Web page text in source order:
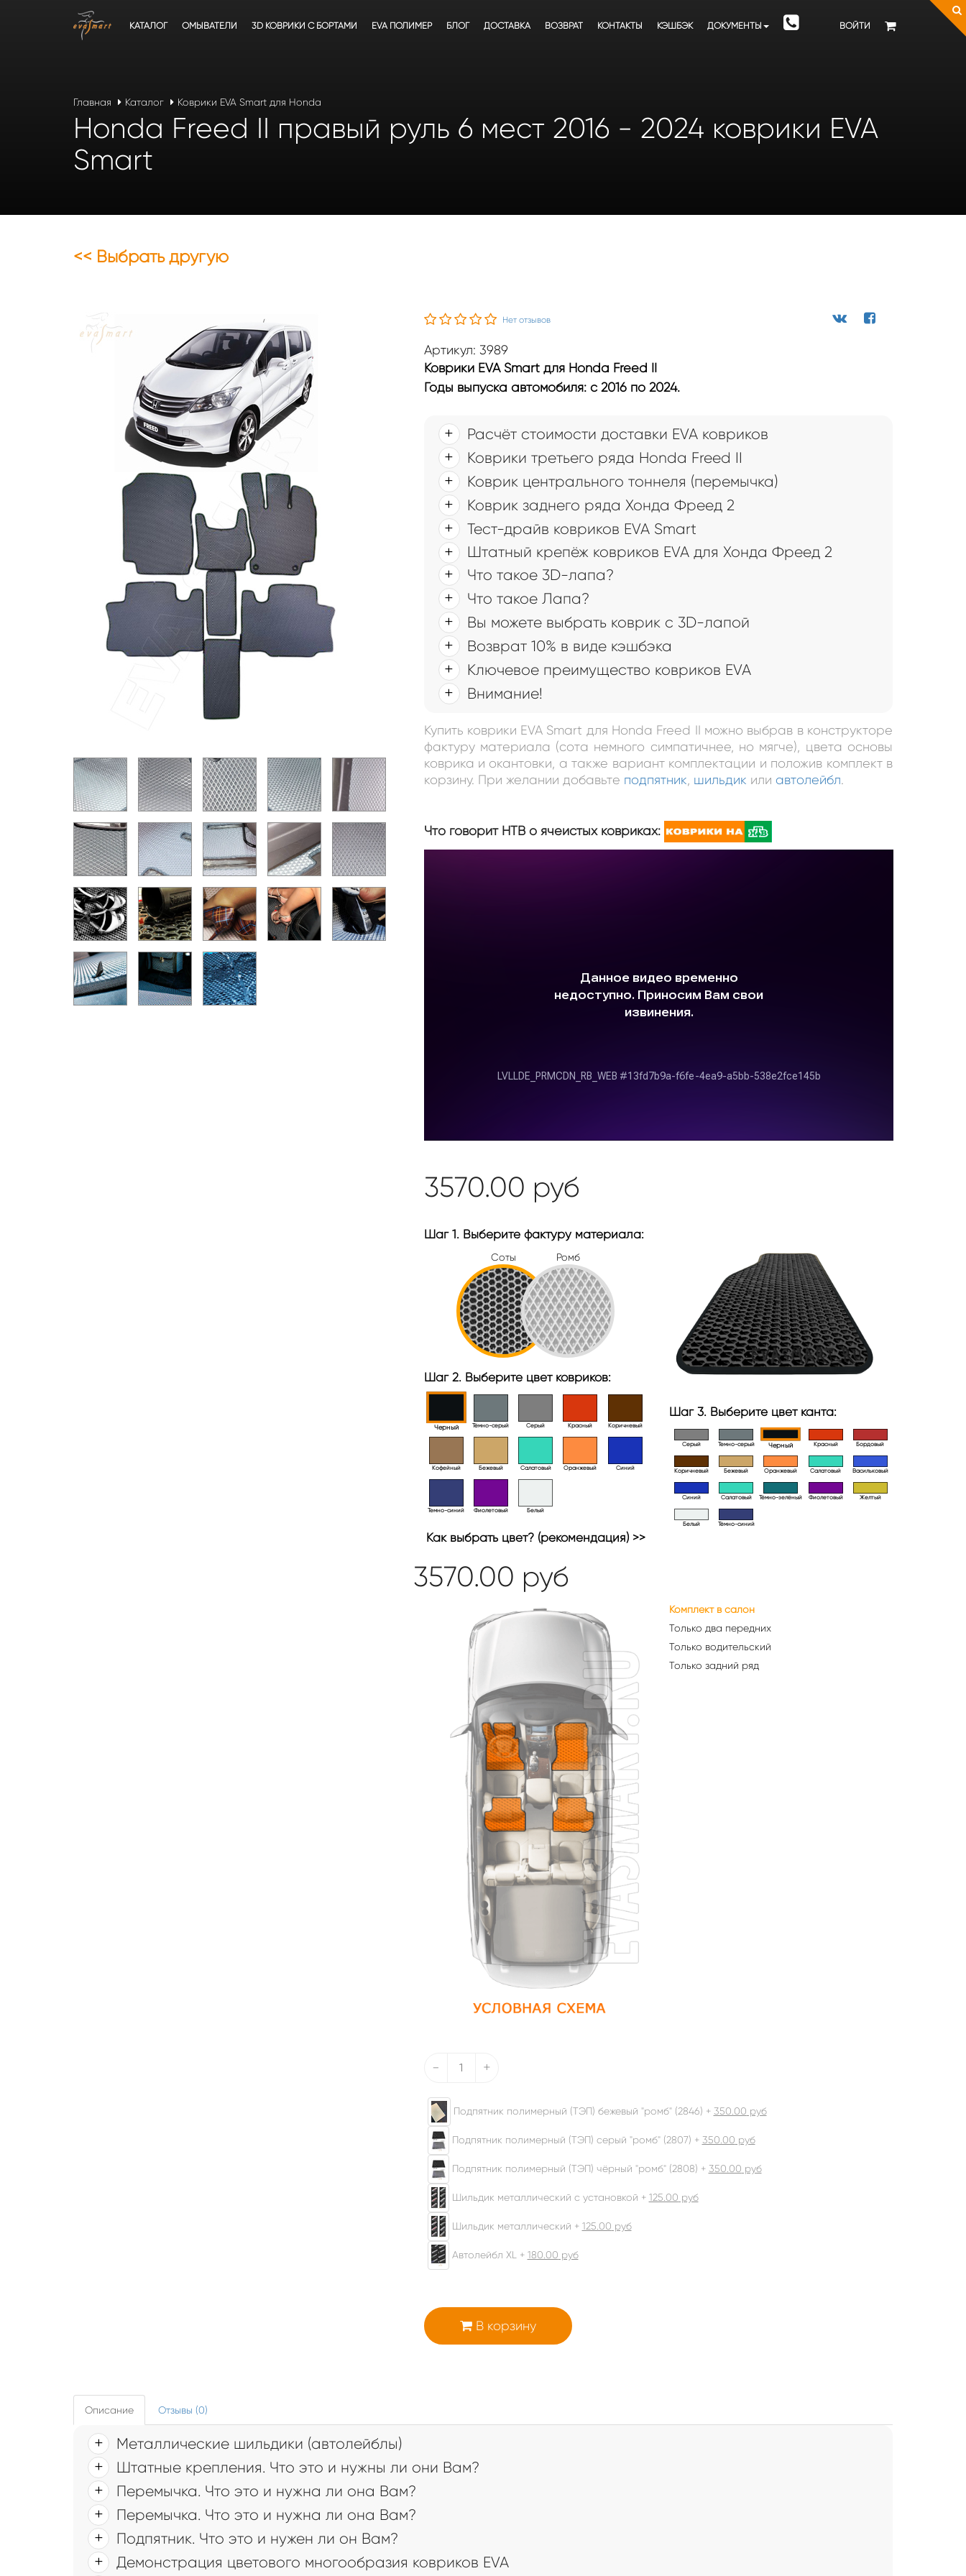
ВОЙТИ
КАТАЛОГ ОМЫВАТЕЛИ 3D КОВРИКИ C БОРТАМИ EVA ПОЛИМЕР БЛОГ ДОСТАВКА ВОЗВРАТ КОНТАКТЫ КЭШБЭК ДОКУМЕНТЫ
Главная Каталог Коврики EVA Smart для Honda
Honda Freed II правый руль 6 мест 2016 - 2024 коврики EVA
Smart
<< Выбрать другую
Нет отзывов
Артикул: 3989
Коврики EVA Smart для Honda Freed II
Годы выпуска автомобиля: с 2016 по 2024.
Расчёт стоимости доставки EVA ковриков
Коврики третьего ряда Honda Freed II
Коврик центрального тоннеля (перемычка)
Коврик заднего ряда Хонда Фреед 2
Тест-драйв ковриков EVA Smart
Штатный крепёж ковриков EVA для Хонда Фреед 2
Что такое 3D-лапа?
Что такое Лапа?
Вы можете выбрать коврик с 3D-лапой
Возврат 10% в виде кэшбэка
Ключевое преимущество ковриков EVA
Внимание!
Купить коврики EVA Smart для Honda Freed II можно выбрав в конструкторе
фактуру материала (сота немного симпатичнее, но мягче), цвета основы
коврика и окантовки, а также вариант комплектации и положив комплект в
корзину. При желании добавьте подпятник шильдик или автолейбл.
Что говорит НТВ о ячеистых ковриках:
3570.00 руб
Шаг 1. Выберите фактуру материала:
Соты Ромб
Шаг 2. Выберите цвет ковриков:
Черный Тёмно-серый Серый Красный Коричневый
Кофейный Бежевый Салатовый Оранжевый Синий
Темно-синий Фиолетовый Белый
Как выбрать цвет? (рекомендация) >>
Шаг 3. Выберите цвет канта:
Серый Темно-серый Черный Красный Бордовый
Коричневый Бежевый Оранжевый Салатовый Васильковый
Синий Салатовый Тёмно-зелёный Фиолетовый Желтый
Белый Тёмно-синий
3570.00 руб
Комплект в салон
Только два передних
Только водительский
Только задний ряд
- +
Подпятник полимерный (ТЭП) бежевый "ромб" (2846) + 350.00 руб
Подпятник полимерный (ТЭП) серый "ромб" (2807) + 350.00 руб
Подпятник полимерный (ТЭП) чёрный "ромб" (2808) + 350.00 руб
Шильдик металлический с установкой + 125.00 руб
Шильдик металлический + 125.00 руб
Автолейбл XL + 180.00 руб
В корзину
Описание Отзывы (0)
Металлические шильдики (автолейблы)
Штатные крепления. Что это и нужны ли они Вам?
Перемычка. Что это и нужна ли она Вам?
Перемычка. Что это и нужна ли она Вам?
Подпятник. Что это и нужен ли он Вам?
Демонстрация цветового многообразия ковриков EVA